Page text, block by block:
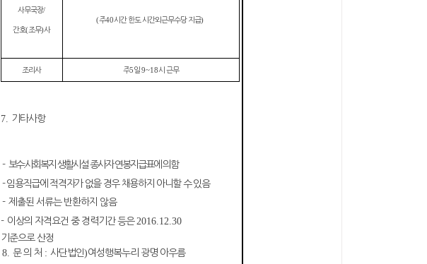
사무국장/
간호(조무)사
(주40시간 한도 시간외근무수당 지급)
조리사 주5일9~18시 근무
7. 기타사항
- 보 수:사회복지 생활시설 종사자 연봉지급표에 의함
-임용직급에 적격자가 없을 경우 채용하지 아니할 수 있음
- 제출된 서류는 반환하지 않음
- 이상의 자격요건 중 경력기간 등은2016.12.30
기준으로 산정
8. 문 의 처 : 사단법인)여성행복누리 광명 아우름